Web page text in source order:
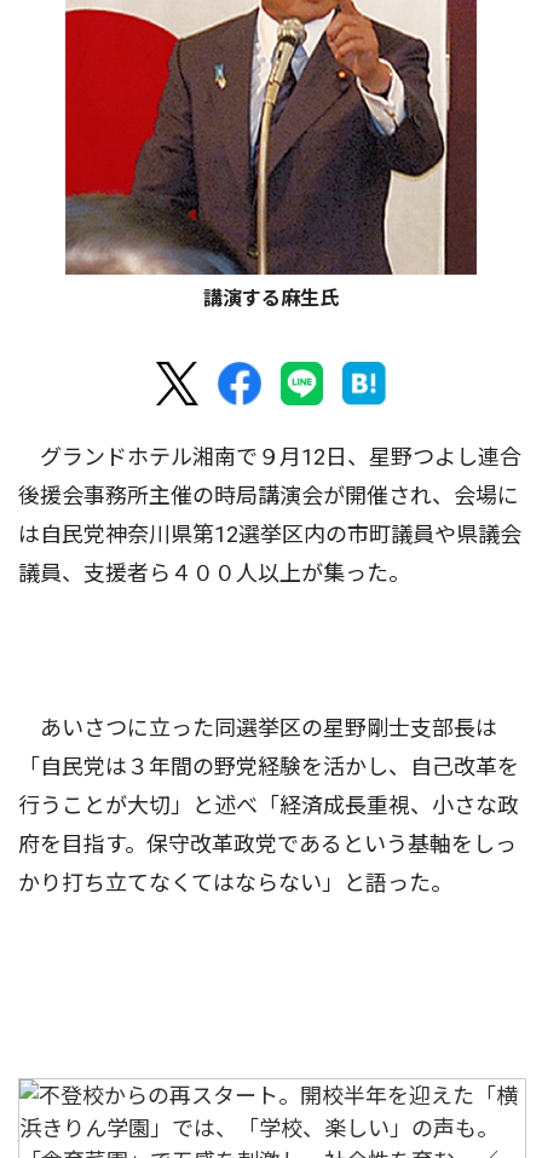
講演する麻生氏
グランドホテル湘南で９月12日、星野つよし連合
後援会事務所主催の時局講演会が開催され、会場に
は自民党神奈川県第12選挙区内の市町議員や県議会
議員、支援者ら４００人以上が集った。
あいさつに立った同選挙区の星野剛士支部長は
「自民党は３年間の野党経験を活かし、自己改革を
行うことが大切」と述べ「経済成長重視、小さな政
府を目指す。保守改革政党であるという基軸をしっ
かり打ち立てなくてはならない」と語った。